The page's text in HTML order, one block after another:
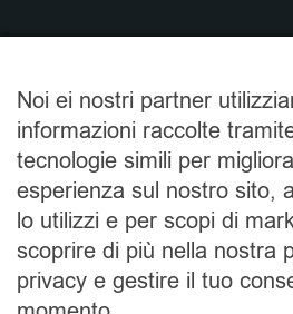
B&B Merulana Suite 1
B&B Merulana Suite 2
Appartamenti Labicana
Appartamenti San Pietro
Appartamento Navona
Noi ei nostri partner
informazioni raccolte
tecnologie simili per
esperienza sul nostro sito,
lo utilizzi e per scopi di
scoprire di più nella nostra
privacy e gestire il tuo